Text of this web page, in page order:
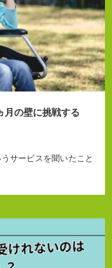
月の壁に挑戦する
サービスを聞いたこと